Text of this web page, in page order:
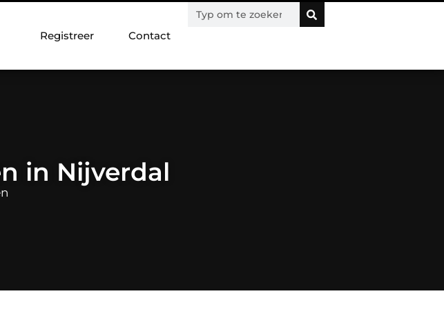
Registreer Contact
in Nijverdal